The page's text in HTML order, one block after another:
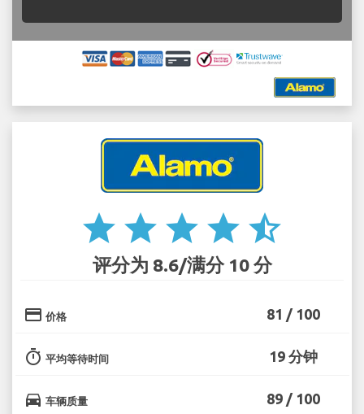
star star star star star_half
评分为 8.6/满分 10 分
credit_card 价格 81 / 100
timer 平均等待时间 19 分钟
directions_car 车辆质量 89 / 100